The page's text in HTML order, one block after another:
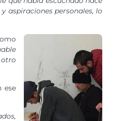
aspiraciones personales, lo
otro
ese